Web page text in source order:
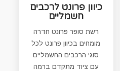
כיוון פרונט לרכבים
חשמליים
רשת סופר פרונט חדרה
מומחים בכיוון פרונט לכל
סוגי הרכבים החשמליים
עם ציוד מתקדם ברמה